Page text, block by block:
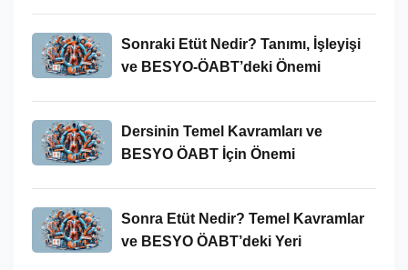
Sonraki Etüt Nedir? Tanımı, İşleyişi
ve BESYO-ÖABT’deki Önemi
Dersinin Temel Kavramları ve
BESYO ÖABT İçin Önemi
Sonra Etüt Nedir? Temel Kavramlar
ve BESYO ÖABT’deki Yeri